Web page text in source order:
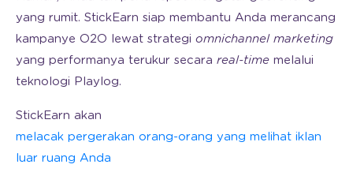
yang rumit. StickEarn siap membantu Anda merancang
kampanye O2O lewat strategi omnichannel marketing
yang performanya terukur secara real-time melalui
teknologi Playlog.
StickEarn akan
melacak pergerakan orang-orang yang melihat iklan
luar ruang Anda